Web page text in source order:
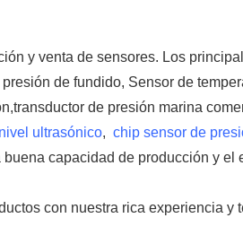
y venta de sensores. Los
de fundido, Sensor de
de presión marina
ultrasónico, chip sensor de
capacidad de producción y
con nuestra rica experiencia